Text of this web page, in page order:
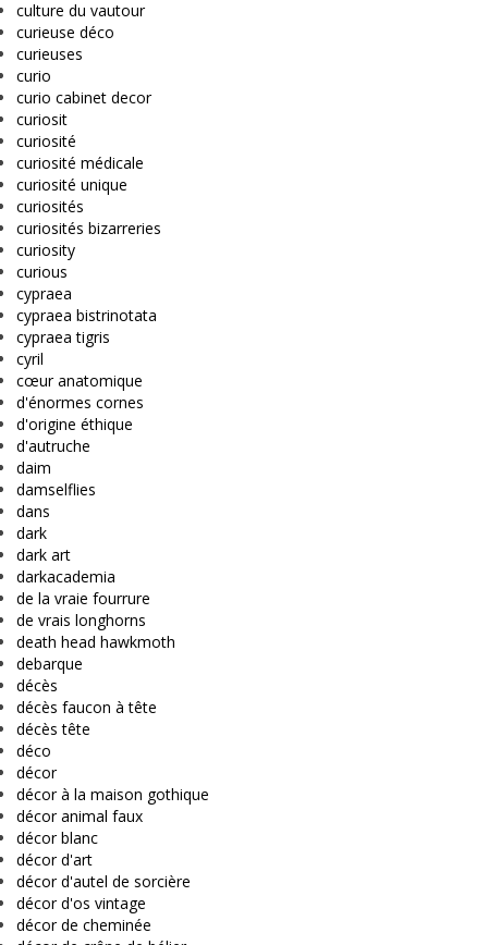
culture du vautour
curieuse déco
curieuses
curio
curio cabinet decor
curiosit
curiosité
curiosité médicale
curiosité unique
curiosités
curiosités bizarreries
curiosity
curious
cypraea
cypraea bistrinotata
cypraea tigris
cyril
cœur anatomique
d'énormes cornes
d'origine éthique
d'autruche
daim
damselflies
dans
dark
dark art
darkacademia
de la vraie fourrure
de vrais longhorns
death head hawkmoth
debarque
décès
décès faucon à tête
décès tête
déco
décor
décor à la maison gothique
décor animal faux
décor blanc
décor d'art
décor d'autel de sorcière
décor d'os vintage
décor de cheminée